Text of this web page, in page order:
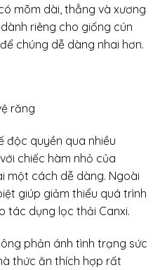
mõm dài, thẳng và xương
riêng cho giống cún
chúng dễ dàng nhai hơn.
răng
độc quyền qua nhiều
chiếc hàm nhỏ của
một cách dễ dàng. Ngoài
giúp giảm thiểu quá trình
tác dụng lọc thải Canxi.
phản ánh tình trạng sức
thức ăn thích hợp rất